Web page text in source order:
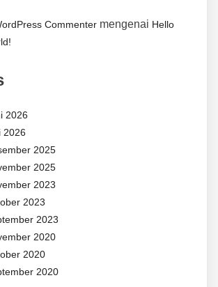
Commenter mengenai Hello
2026
2026
2025
2025
2023
2023
2023
2020
2020
2020